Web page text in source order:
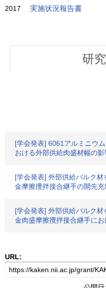
2017 実施状況報告書
研
[学会発表] 6061アルミニウ
おける外部供給肉盛材幅の影
[学会発表] 外部供給バルク
金摩擦攪拌接合継手の開先
[学会発表] 外部供給バルク
金肉盛摩擦攪拌接合継手に
URL: